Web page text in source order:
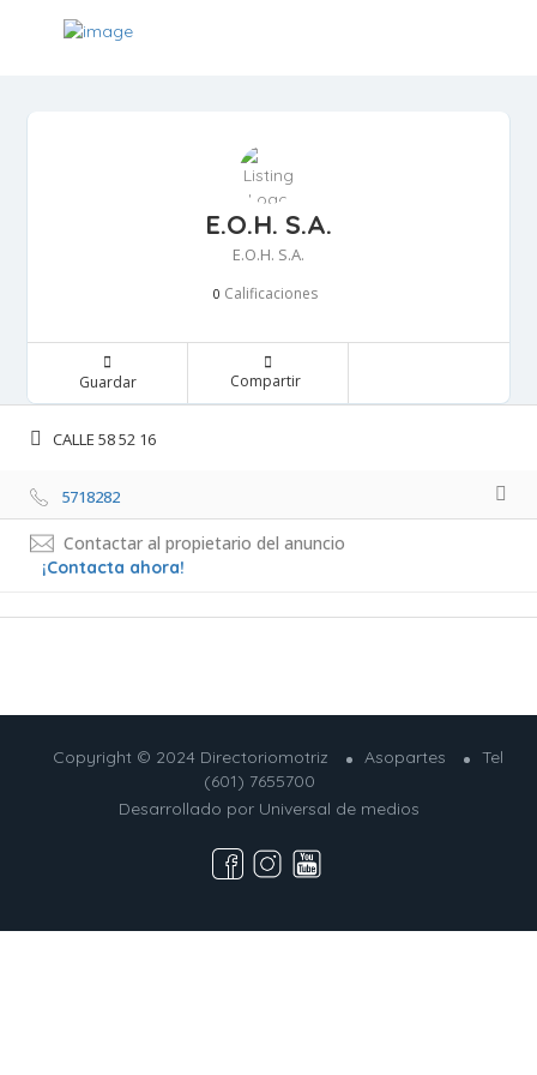
E.O.H. S.A.
E.O.H. S.A.
0 Calificaciones
Guardar Compartir
CALLE 58 52 16
5718282
Contactar al propietario del anuncio
¡Contacta ahora!
Copyright © 2024 Directoriomotriz Asopartes
Tel
(601) 7655700
Desarrollado por Universal de medios